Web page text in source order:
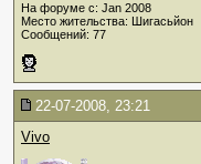
На форуме с: Jan 2008
Место жительства: Шигасьйон
Сообщений: 77
22-07-2008, 23:21
Vivo